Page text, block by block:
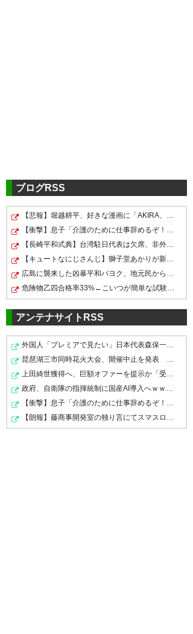
IN 岩﨑 博： 栃木SCから完全移籍
https://www.mito-hollyhock.net/news/p=52377/
ルギー）へ完全移籍
https://www.mito-hollyhock.net/news/p=52197/
ジェフユナイテッド市原・千葉
IN 植田 悠太： 京都から期限付き移籍
https://jefunited.co.jp/news/detail/5215
浦和レッズ
IN 新井 栄聡： 町田から完全移籍
https://www.urawa-
ブログRSS
【悲報】堀越耕平、好きな漫画に「AKIRA、ヒストリエ、…
【衝撃】息子「介護のために仕事辞めるぞ！！」→結果・・…
【長崎平和式典】台湾駐日代表は欠席、非外交団扱いに抗…
【キュートなにじさんじ】獅子堂あかりが新衣装で魅せる…
広島に襲来した凶暴平和パヨク、地元民から「帰れ！」と…
危険物乙四合格率33%←こいつが簡単な試験扱いされてる理由
アンテナサイトRSS
外国人「プレミアで見たい」日本代表森保一監督、退任後…
琵琶湖三市同時花火大会、開催中止を発表 場所時刻不明…
上田綺世獲得へ、巨額オファーを提示か「受け取った」 …
政府、自衛隊の指揮統制に国産AI導入へｗｗｗ「新しい戦…
【衝撃】息子「介護のために仕事辞めるぞ！！」→結果・・…
【朗報】藤商事開発室の独り言にてスマスロ禁書目録2の「…